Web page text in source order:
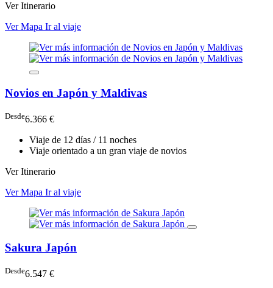
Ver Itinerario
Ver Mapa Ir al viaje
Novios en Japón y Maldivas
Desde6.366 €
Viaje de 12 días / 11 noches
Viaje orientado a un gran viaje de novios
Ver Itinerario
Ver Mapa Ir al viaje
Sakura Japón
Desde6.547 €